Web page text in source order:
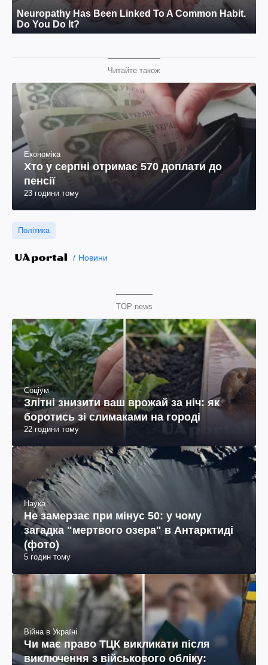
Читайте також
Економіка
Хто у серпні отримає 570 доплати до
пенсії
23 години тому
Політика
Новини
TOP news
Соціум
Злітні знизити ваш врожай за ніч: як
боротись зі слимаками на городі
22 години тому
Наука
Не замерзає при мінус 50: у чому
загадка "мертвого озера" в Антарктиді
(фото)
5 годин тому
Війна в Україні
Чи має право ТЦК викликати після
виключення з військового обліку: